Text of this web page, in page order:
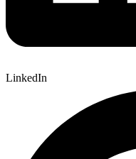
LinkedIn